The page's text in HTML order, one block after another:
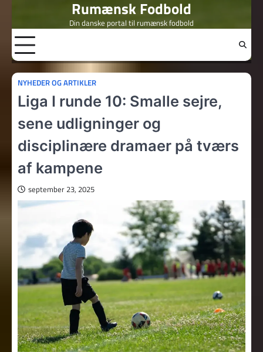
content
Rumænsk Fodbold
Din danske portal til rumænsk fodbold
NYHEDER OG ARTIKLER
Liga I runde 10: Smalle sejre,
sene udligninger og
disciplinære dramaer på tværs
af kampene
september 23, 2025